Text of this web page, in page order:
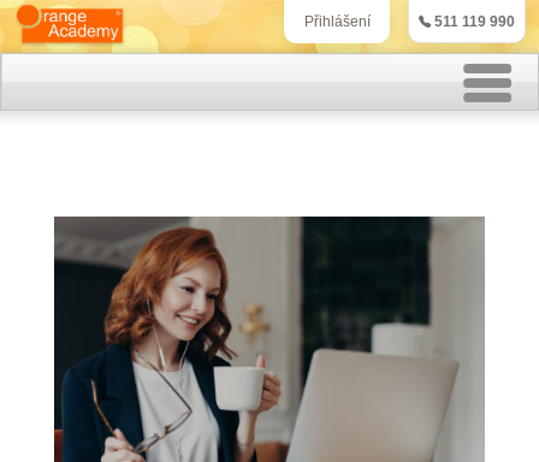
Přihlášení 511 119 990
Kurzy personalistiky
Kurzy marketingu
IT kurzy
Jazykové kurzy